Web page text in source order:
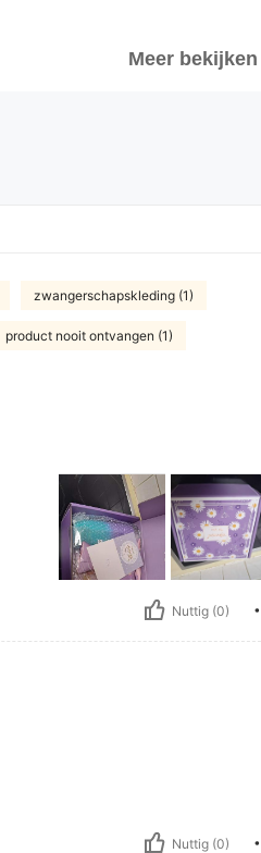
Meer bekijken
zwangerschapskleding (1)
product nooit ontvangen (1)
Nuttig (0)
Nuttig (0)